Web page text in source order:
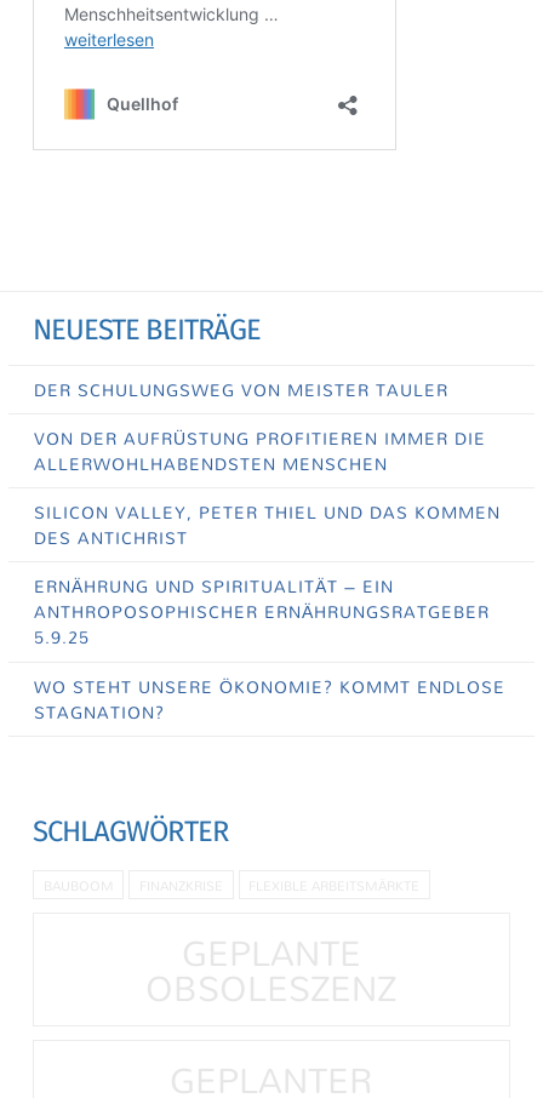
NEUESTE BEITRÄGE
DER SCHULUNGSWEG VON MEISTER TAULER
VON DER AUFRÜSTUNG PROFITIEREN IMMER DIE
ALLERWOHLHABENDSTEN MENSCHEN
SILICON VALLEY, PETER THIEL UND DAS KOMMEN
DES ANTICHRIST
ERNÄHRUNG UND SPIRITUALITÄT – EIN
ANTHROPOSOPHISCHER ERNÄHRUNGSRATGEBER
5.9.25
WO STEHT UNSERE ÖKONOMIE? KOMMT ENDLOSE
STAGNATION?
SCHLAGWÖRTER
BAUBOOM FINANZKRISE FLEXIBLE ARBEITSMÄRKTE
GEPLANTE
OBSOLESZENZ
GEPLANTER